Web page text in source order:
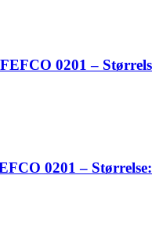
0201 –
0201 –